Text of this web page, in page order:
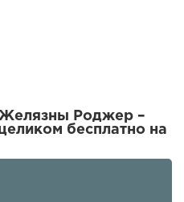
Роджер –
бесплатно на